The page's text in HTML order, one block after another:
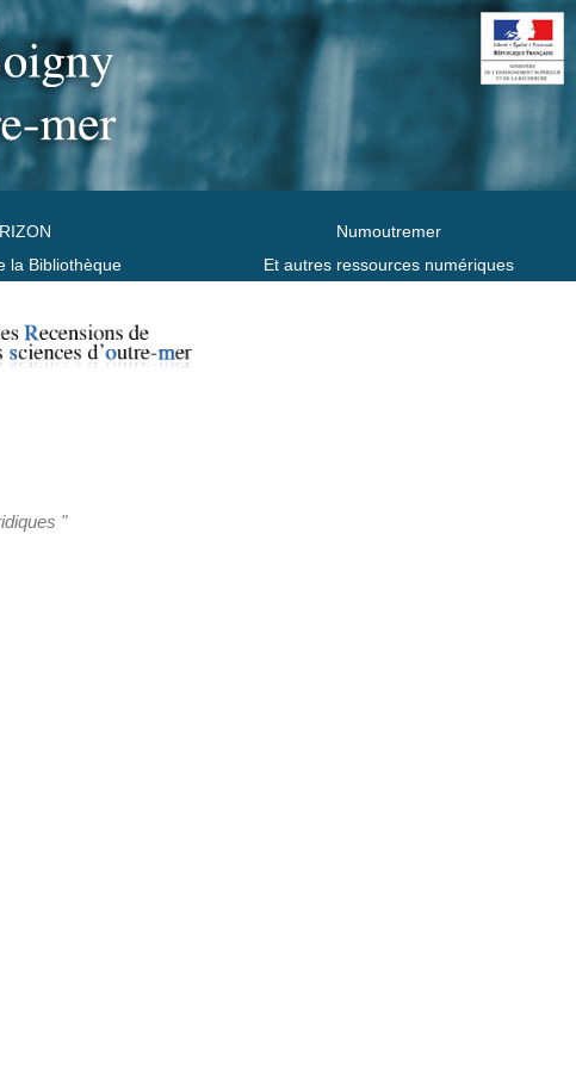
la Bibliothèque
Numoutremer
Et autres ressources numériques
"